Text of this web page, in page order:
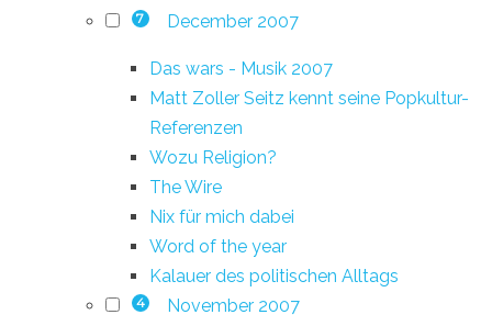
7 December 2007
Das wars - Musik 2007
Matt Zoller Seitz kennt seine Popkultur-
Referenzen
Wozu Religion?
The Wire
Nix für mich dabei
Word of the year
Kalauer des politischen Alltags
4 November 2007